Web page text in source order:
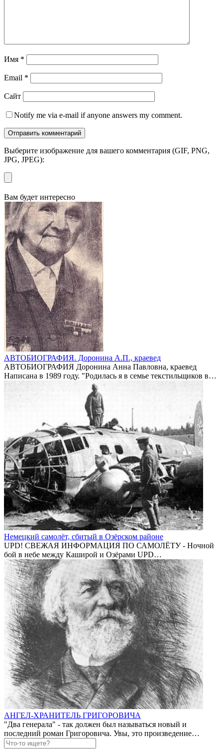
Имя *
Email *
Сайт
Notify me via e-mail if anyone answers my comment.
Выберите изображение для вашего комментария (GIF, PNG,
JPG, JPEG):
Вам будет интересно
АВТОБИОГРАФИЯ. Доронина А.П., краевед
АВТОБИОГРАФИЯ Доронина Анна Павловна, краевед
Написана в 1989 году. "Родилась я в семье текстильщиков в…
Немецкий самолёт, сбитый в Озёрском районе
UPD! СВЕЖАЯ ИНФОРМАЦИЯ ПО САМОЛЁТУ - Ночной
бой в небе между Каширой и Озёрами UPD…
АНГЕЛ-ХРАНИТЕЛЬ ГРИГОРОВИЧА
"Два генерала" - так должен был называться новый и
последний роман Григоровича. Увы, это произведение…